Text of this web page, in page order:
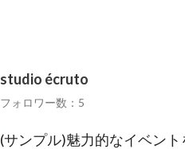
studio écruto
フォロワー数：5
(サンプル)魅力的なイベン